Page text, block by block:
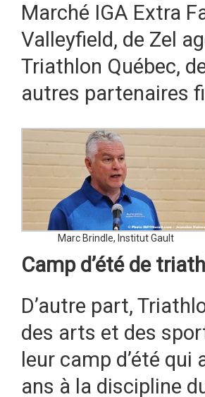
Marché IGA Extra
Valleyfield, de Zel
Triathlon Québec,
autres partenaires
Marc Brindle, Institut Gault
Camp d’été de
D’autre part,
des arts et des
leur camp d’été qui
ans à la discipline